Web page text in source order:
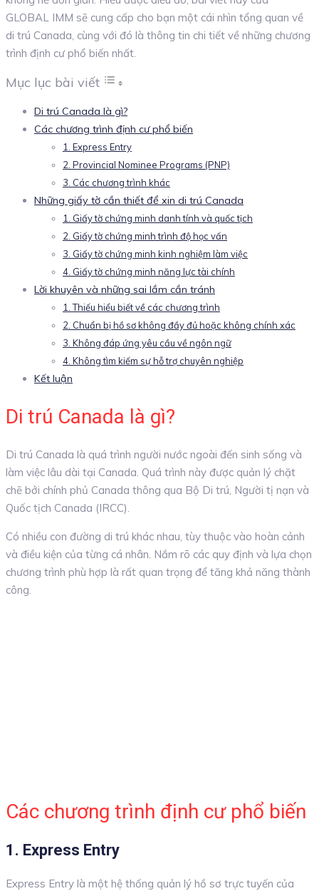
GLOBAL IMM sẽ cung cấp cho bạn một cái nhìn tổng quan về
di trú Canada, cùng với đó là thông tin chi tiết về những chương
trình định cư phổ biến nhất.
Mục lục bài viết
Di trú Canada là gì?
Các chương trình định cư phổ biến
1. Express Entry
2. Provincial Nominee Programs (PNP)
3. Các chương trình khác
Những giấy tờ cần thiết để xin di trú Canada
1. Giấy tờ chứng minh danh tính và quốc tịch
2. Giấy tờ chứng minh trình độ học vấn
3. Giấy tờ chứng minh kinh nghiệm làm việc
4. Giấy tờ chứng minh năng lực tài chính
Lời khuyên và những sai lầm cần tránh
1. Thiếu hiểu biết về các chương trình
2. Chuẩn bị hồ sơ không đầy đủ hoặc không chính xác
3. Không đáp ứng yêu cầu về ngôn ngữ
4. Không tìm kiếm sự hỗ trợ chuyên nghiệp
Kết luận
Di trú Canada là gì?
Di trú Canada là quá trình người nước ngoài đến sinh sống và
làm việc lâu dài tại Canada. Quá trình này được quản lý chặt
chẽ bởi chính phủ Canada thông qua Bộ Di trú, Người tị nạn và
Quốc tịch Canada (IRCC).
Có nhiều con đường di trú khác nhau, tùy thuộc vào hoàn cảnh
và điều kiện của từng cá nhân. Nắm rõ các quy định và lựa chọn
chương trình phù hợp là rất quan trọng để tăng khả năng thành
công.
Các chương trình định cư phổ biến
1. Express Entry
Express Entry là một hệ thống quản lý hồ sơ trực tuyến của